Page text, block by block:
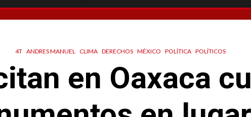
4T ANDRES MANUEL CLIMA DERECHOS MÉXICO POLÍTICA POLÍTICOS
en Oaxaca